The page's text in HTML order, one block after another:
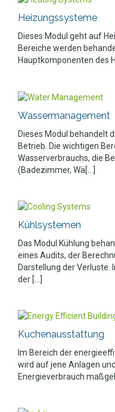
Heizungssysteme
Dieses Modul geht auf
Bereiche werden
Hauptkomponenten des
Wassermanagement
Dieses Modul behandelt
Betrieb. Die wichtigen
Wasserverbrauchs, die
(Badezimmer, Wä[...]
Kühlsystemen
Das Modul Kühlung
eines Audits, der
Darstellung der Verluste.
der [...]
Kuchenausstattung
Im Bereich der
wird auf jene Anlagen
Energieverbrauch